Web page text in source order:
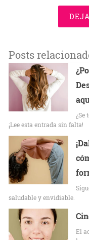
Posts
¿Se
¡Lee esta entrada sin falta!
saludable y envidiable.
El